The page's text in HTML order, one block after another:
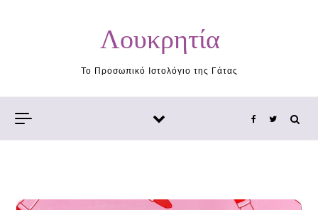
Λουκρητία
Το Προσωπικό Ιστολόγιο της Γάτας